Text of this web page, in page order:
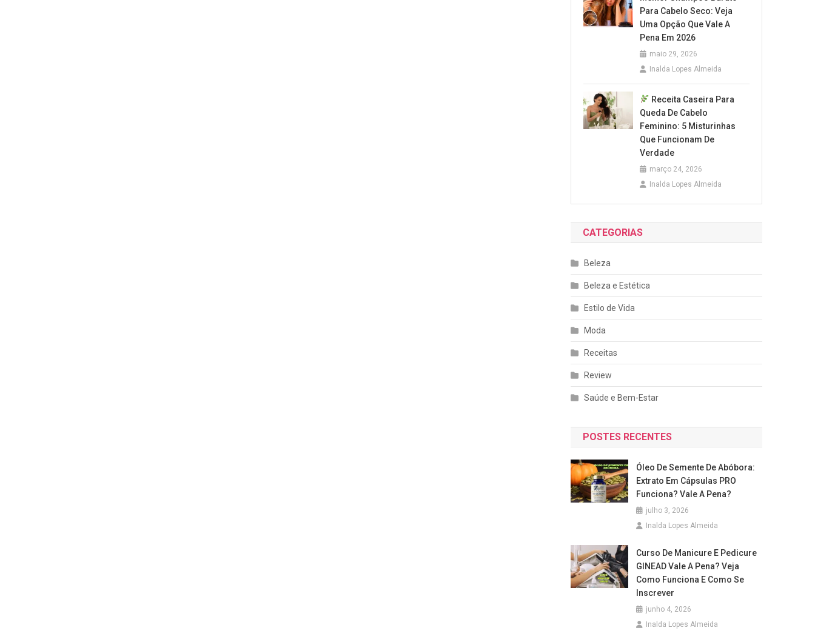
Para Cabelo Seco: Veja
Uma Opção Que Vale A
Pena Em 2026
maio 29, 2026
Inalda Lopes Almeida
Receita Caseira Para
Queda De Cabelo
Feminino: 5 Misturinhas
Que Funcionam De
Verdade
março 24, 2026
Inalda Lopes Almeida
CATEGORIAS
Beleza
Beleza e Estética
Estilo de Vida
Moda
Receitas
Review
Saúde e Bem-Estar
POSTES RECENTES
Óleo De Semente De Abóbora:
Extrato Em Cápsulas PRO
Funciona? Vale A Pena?
julho 3, 2026
Inalda Lopes Almeida
Curso De Manicure E Pedicure
GINEAD Vale A Pena? Veja
Como Funciona E Como Se
Inscrever
junho 4, 2026
Inalda Lopes Almeida